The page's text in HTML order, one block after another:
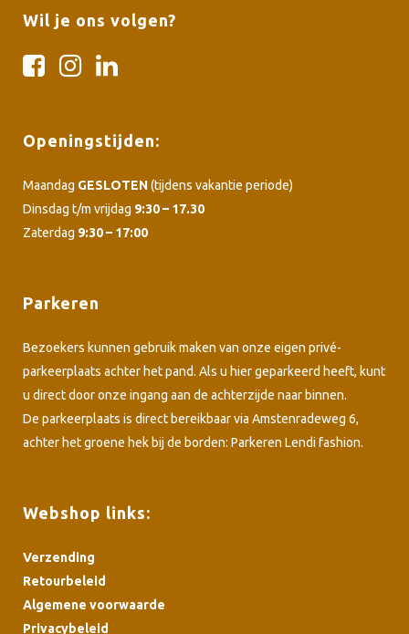
Wil je ons volgen?
Openingstijden:
Maandag GESLOTEN(tijdens vakantie periode)
Dinsdag t/m vrijdag 9:30 – 17.30
Zaterdag 9:30 – 17:00
Parkeren
Bezoekers kunnen gebruik maken van onze eigen privé-
parkeerplaats achter het pand. Als u hier geparkeerd heeft, kunt
u direct door onze ingang aan de achterzijde naar binnen.
De parkeerplaats is direct bereikbaar via Amstenradeweg 6,
achter het groene hek bij de borden: Parkeren Lendi fashion.
Webshop links:
Verzending
Retourbeleid
Algemene voorwaarde
Privacybeleid